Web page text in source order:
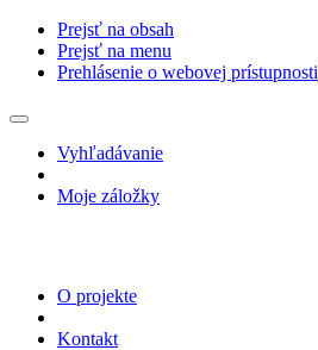
Prejsť na obsah
Prejsť na menu
Prehlásenie o webovej prístupnosti
Vyhľadávanie
Moje záložky
O projekte
Kontakt